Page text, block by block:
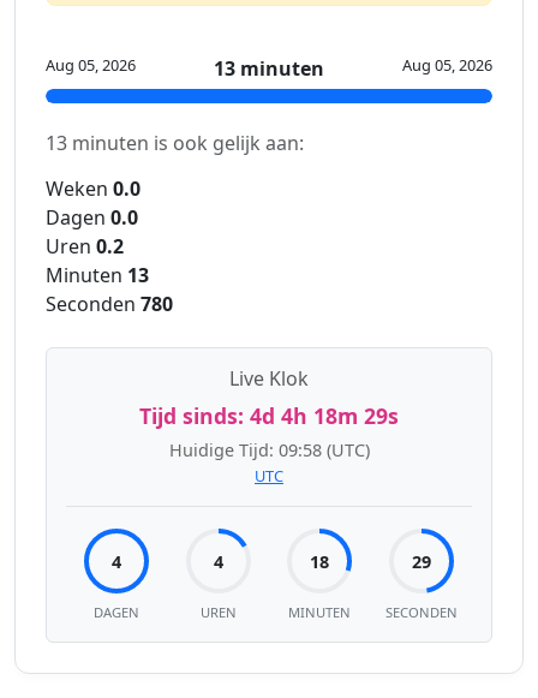
Aug 05, 2026 13 minuten Aug 05, 2026
13 minuten is ook gelijk aan:
Weken 0.0
Dagen 0.0
Uren 0.2
Minuten 13
Seconden 780
Live Klok
Tijd sinds: 4d 4h 18m 29s
Huidige Tijd: 09:58 (UTC)
UTC
4
DAGEN
4
UREN
18
MINUTEN
29
SECONDEN